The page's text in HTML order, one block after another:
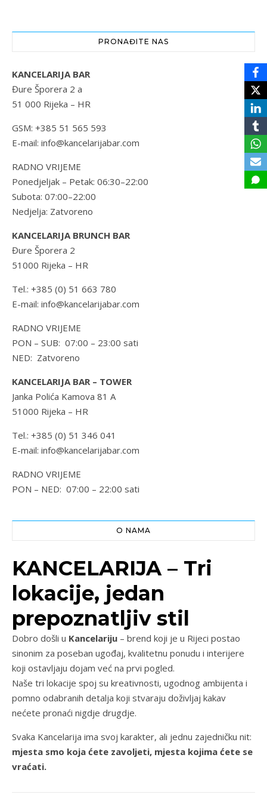
PRONAĐITE NAS
KANCELARIJA BAR
Đure Šporera 2 a
51 000 Rijeka – HR
GSM: +385 51 565 593
E-mail: info@kancelarijabar.com
RADNO VRIJEME
Ponedjeljak – Petak: 06:30–22:00
Subota: 07:00–22:00
Nedjelja: Zatvoreno
KANCELARIJA BRUNCH BAR
Đure Šporera 2
51000 Rijeka – HR
Tel.: +385 (0) 51 663 780
E-mail: info@kancelarijabar.com
RADNO VRIJEME
PON – SUB: 07:00 – 23:00 sati
NED: Zatvoreno
KANCELARIJA BAR – TOWER
Janka Polića Kamova 81 A
51000 Rijeka – HR
Tel.: +385 (0) 51 346 041
E-mail: info@kancelarijabar.com
RADNO VRIJEME
PON – NED: 07:00 – 22:00 sati
O NAMA
KANCELARIJA – Tri
lokacije, jedan
prepoznatljiv stil
Dobro došli u Kancelariju – brend koji je u Rijeci postao
sinonim za poseban ugođaj, kvalitetnu ponudu i interijere
koji ostavljaju dojam već na prvi pogled.
Naše tri lokacije spoj su kreativnosti, ugodnog ambijenta i
pomno odabranih detalja koji stvaraju doživljaj kakav
nećete pronaći nigdje drugdje.
Svaka Kancelarija ima svoj karakter, ali jednu zajedničku nit:
mjesta smo koja ćete zavoljeti, mjesta kojima ćete se
vraćati.